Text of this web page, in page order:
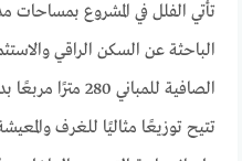
تأتي الفلل في المشروع بمساحات
الباحثة عن السكن الراقي
الصافية
تتيح توزيعًا مثاليًا للغرف